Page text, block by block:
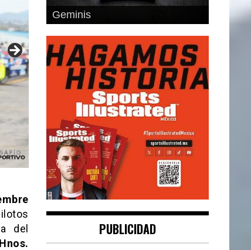
del
Hnos.
Cancer
PUBLICIDAD